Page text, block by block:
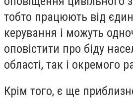
тобто працюють від
керування і можуть
оповістити про біду
області, так і окремого
Крім того, є ще